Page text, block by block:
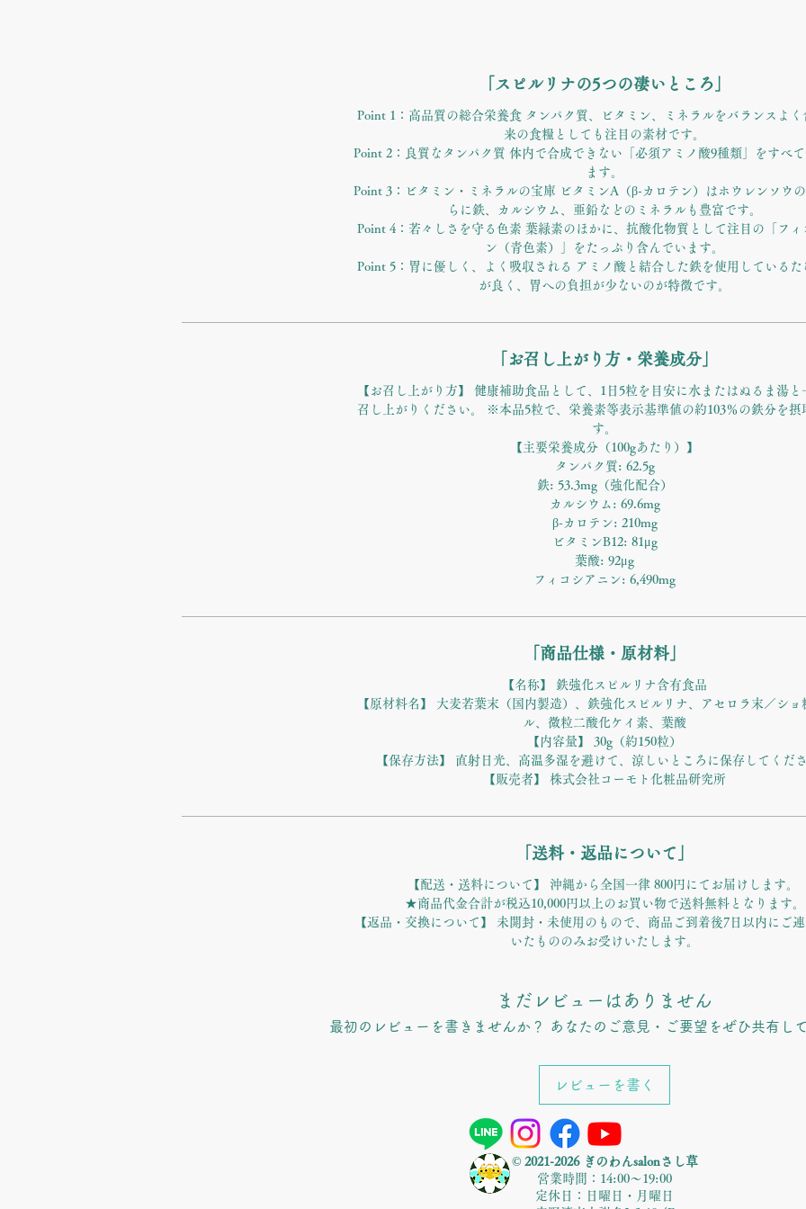
「スピルリナの5つの凄いところ」
Point 1：高品質の総合栄養食 タンパク質、ビタミン、ミネラルをバランスよく
来の食糧としても注目の素材です。
Point 2：良質なタンパク質 体内で合成できない「必須アミノ酸9種類」をすべ
ます。
Point 3：ビタミン・ミネラルの宝庫 ビタミンA（β-カロテン）はホウレンソウの
らに鉄、カルシウム、亜鉛などのミネラルも豊富です。
Point 4：若々しさを守る色素 葉緑素のほかに、抗酸化物質として注目の「フィ
ン（青色素）」をたっぷり含んでいます。
Point 5：胃に優しく、よく吸収される アミノ酸と結合した鉄を使用しているた
が良く、胃への負担が少ないのが特徴です。
「お召し上がり方・栄養成分」
【お召し上がり方】 健康補助食品として、1日5粒を目安に水またはぬるま湯と
召し上がりください。 ※本品5粒で、栄養素等表示基準値の約103％の鉄分を摂
す。
【主要栄養成分（100gあたり）】
タンパク質: 62.5g
鉄: 53.3mg（強化配合）
カルシウム: 69.6mg
β-カロテン: 210mg
ビタミンB12: 81μg
葉酸: 92μg
フィコシアニン: 6,490mg
「商品仕様・原材料」
【名称】 鉄強化スピルリナ含有食品
【原材料名】 大麦若葉末（国内製造）、鉄強化スピルリナ、アセロラ末／ショ
ル、微粒二酸化ケイ素、葉酸
【内容量】 30g（約150粒）
【保存方法】 直射日光、高温多湿を避けて、涼しいところに保存してくださ
【販売者】 株式会社コーモト化粧品研究所
「送料・返品について」
【配送・送料について】 沖縄から全国一律 800円にてお届けします。
★商品代金合計が税込10,000円以上のお買い物で送料無料となります。
【返品・交換について】 未開封・未使用のもので、商品ご到着後7日以内にご
いたもののみお受けいたします。
まだレビューはありません
最初のレビューを書きませんか？ あなたのご意見・ご要望をぜひ共有して
レビューを書く
© 2021-2026 ぎのわんsalonさし草
営業時間：14:00〜19:00
定休日：日曜日・月曜日